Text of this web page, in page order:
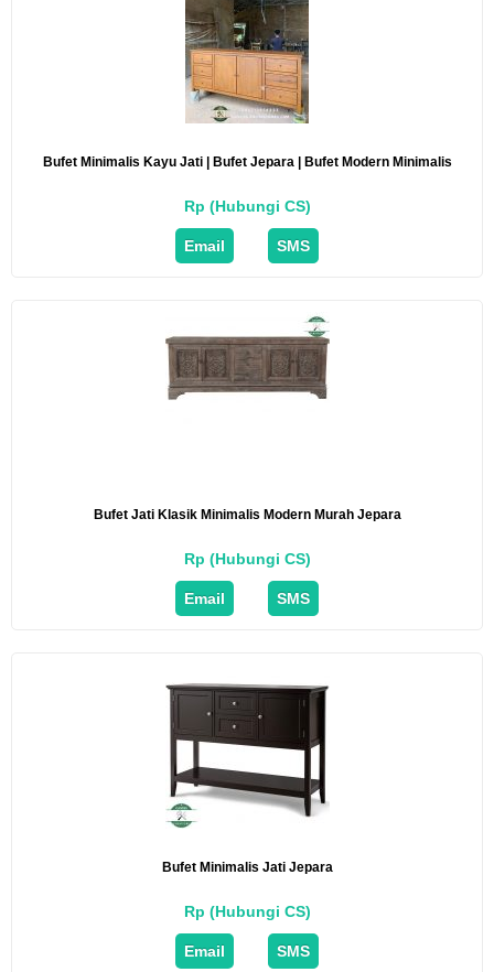
Bufet Minimalis Kayu Jati | Bufet Jepara | Bufet Modern Minimalis
Rp (Hubungi CS)
Email SMS
Bufet Jati Klasik Minimalis Modern Murah Jepara
Rp (Hubungi CS)
Email SMS
Bufet Minimalis Jati Jepara
Rp (Hubungi CS)
Email SMS